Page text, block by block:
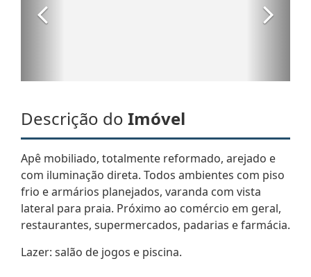
Descrição do Imóvel
Apê mobiliado, totalmente reformado, arejado e
com iluminação direta. Todos ambientes com piso
frio e armários planejados, varanda com vista
lateral para praia. Próximo ao comércio em geral,
restaurantes, supermercados, padarias e farmácia.
Lazer: salão de jogos e piscina.